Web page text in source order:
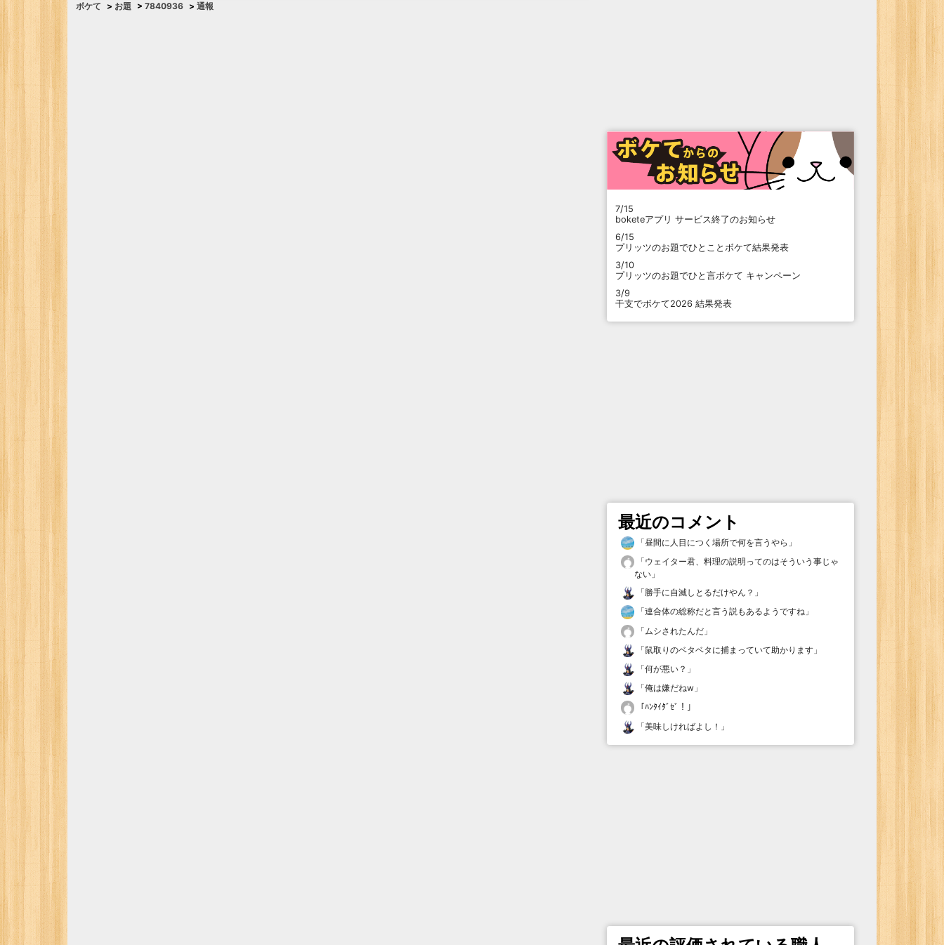
ボケて > お題 > 7840936 > 通報
7/15
boketeアプリ サービス終了のお知らせ
6/15
プリッツのお題でひとことボケて結果発表
3/10
プリッツのお題でひと言ボケて キャンペーン
3/9
干支でボケて2026 結果発表
最近のコメント
「昼間に人目につく場所で何を言うやら 」
「ウェイター君、料理の説明ってのはそういう事じゃ
ない 」
「勝手に自滅しとるだけやん？ 」
「連合体の総称だと言う説もあるようですね 」
「 ムシされたんだ 」
「鼠取りのベタベタに捕まっていて助かります 」
「何が悪い？ 」
「俺は嫌だねw 」
「ﾊﾝﾀｲﾀﾞｾﾞ！ 」
「美味しければよし！ 」